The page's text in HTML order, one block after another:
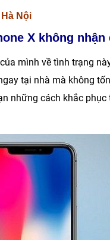
Nội
X không
mình về tình trạng
tại nhà mà không
những cách khắc